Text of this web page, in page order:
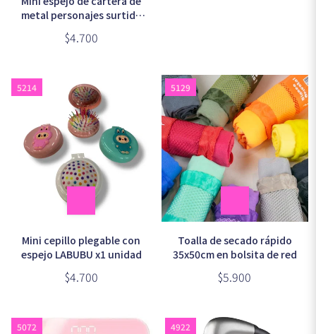
metal personajes surtido
x1 unidad
$4.700
5214
Mini cepillo plegable con
espejo LABUBU x1 unidad
$4.700
5129
Toalla de secado rápido
35x50cm en bolsita de red
$5.900
5072 4922